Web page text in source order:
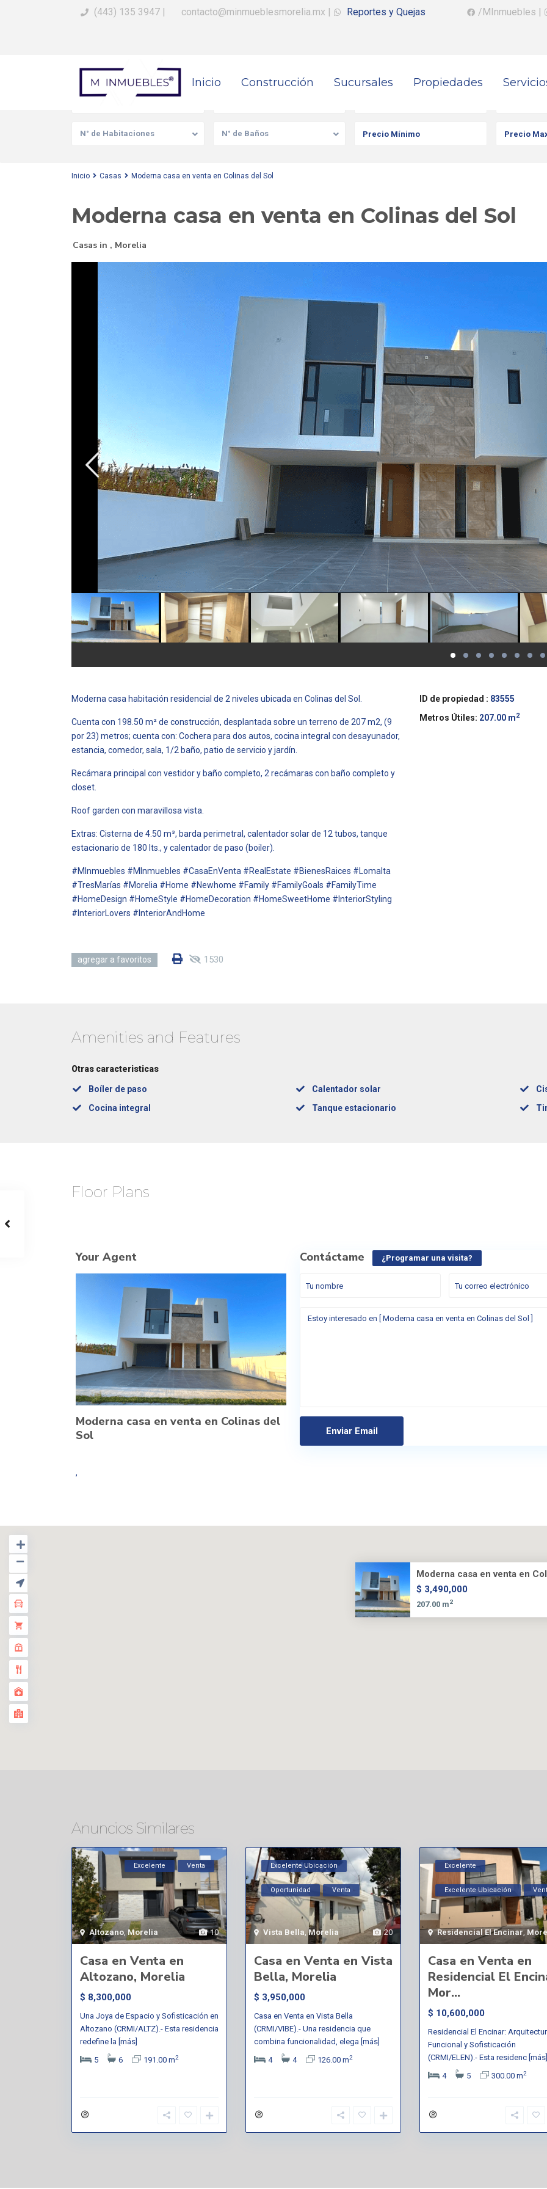
(443) 135 3947 | contacto@minmueblesmorelia.mx | Reportes y Quejas /MInmuebles |
Inicio Construcción Sucursales Propiedades
Busca Tu Propiedad
N° de Habitaciones N° de Baños
Inicio Casas Moderna casa en venta en Colinas del Sol
Moderna casa en venta en Colinas del Sol
Casas in , Morelia
Moderna casa habitación residencial de 2 niveles ubicada en Colinas del Sol.
Cuenta con 198.50 m² de construcción, desplantada sobre un terreno de 207 m2, (9
por 23) metros; cuenta con: Cochera para dos autos, cocina integral con desayunador,
estancia, comedor, sala, 1/2 baño, patio de servicio y jardín.
Recámara principal con vestidor y baño completo, 2 recámaras con baño completo y
closet.
Roof garden con maravillosa vista.
Extras: Cisterna de 4.50 m³, barda perimetral, calentador solar de 12 tubos, tanque
estacionario de 180 lts., y calentador de paso (boiler).
#MInmuebles #MInmuebles #CasaEnVenta #RealEstate #BienesRaices #Lomalta
#TresMarías #Morelia #Home #Newhome #Family #FamilyGoals #FamilyTime
#HomeDesign #HomeStyle #HomeDecoration #HomeSweetHome #InteriorStyling
#InteriorLovers #InteriorAndHome
agregar a favoritos 1530
ID de propiedad : 83555
Metros Útiles: 207.00 m2
Amenities and Features
Otras caracteristicas
Boíler de paso Calentador solar
Cocina integral
Tanque estacionario
Floor Plans
Your Agent
Moderna casa en venta en Colinas del
Sol
,
Contáctame ¿Programar una visita?
Moderna casa en venta en
$ 3,490,000
207.00 m2
Anuncios Similares
10
Altozano Morelia
Excelente Venta
Casa en Venta en
Altozano, Morelia
$ 8,300,000
Una Joya de Espacio y Sofisticación en
Altozano (CRMI/ALTZ).- Esta residencia
redefine la [más]
5
6 191.00 m2
20
Vista Bella Morelia
Excelente Ubicación
Oportunidad Venta
Casa en Venta en Vista
Bella, Morelia
$ 3,950,000
Casa en Venta en Vista Bella
(CRMI/VIBE).- Una residencia que
combina funcionalidad, elega [más]
4
4 126.00 m2
Residencial El Encinar,
Excelente
Excelente Ubicación
Casa en Venta en
Residencial El
Mor...
$ 10,600,000
Residencial El Encinar:
Funcional y Sofisticación
(CRMI/ELEN).- Esta residenc [más]
4
5 300.00 m2